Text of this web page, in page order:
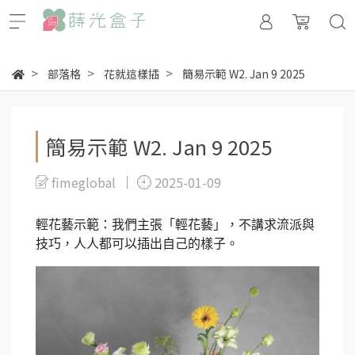
部落格 花就這樣插 簡易示範 W2. Jan 9 2025
簡易示範 W2. Jan 9 2025
fimeglobal 2025-01-09
輕花藝示範：我們主張「輕花藝」，不講求流派與
技巧，人人都可以插出自己的樣子。